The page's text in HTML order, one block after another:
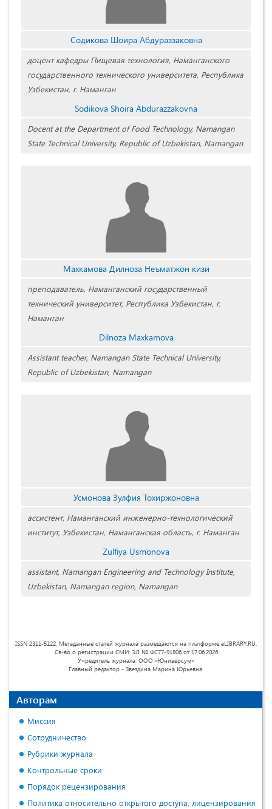
Содикова Шоира Абдураззаковна
доцент кафедры Пищевая технология, Наманганского
государственного технического университета, Республика
Узбекистан, г. Наманган
Sodikova Shoira Abdurazzakovna
Docent at the Department of Food Technology, Namangan
State Technical University, Republic of Uzbekistan, Namangan
Махкамова Дилноза Неъматжон кизи
преподаватель, Наманганский государственный
технический университет, Республика Узбекистан, г.
Наманган
Dilnoza Maxkamova
Assistant teacher, Namangan State Technical University,
Republic of Uzbekistan, Namangan
Усмонова Зулфия Тохиржоновна
ассистент, Наманганский инженерно-технологический
институт, Узбекистан, Наманганская область, г. Наманган
Zulfiya Usmonova
assistant, Namangan Engineering and Technology Institute,
Uzbekistan, Namangan region, Namangan
ISSN 2311-5122. Метаданные статей журнала размещаются на платформе eLIBRARY.RU.
Св-во о регистрации СМИ: ЭЛ № ФС77-91806 от 17.06.2026
Учредитель журнала: ООО «Юниверсум»
Главный редактор - Звездина Марина Юрьевна.
Авторам
Миссия
Сотрудничество
Рубрики журнала
Контрольные сроки
Порядок рецензирования
Политика относительно открытого доступа, лицензирования